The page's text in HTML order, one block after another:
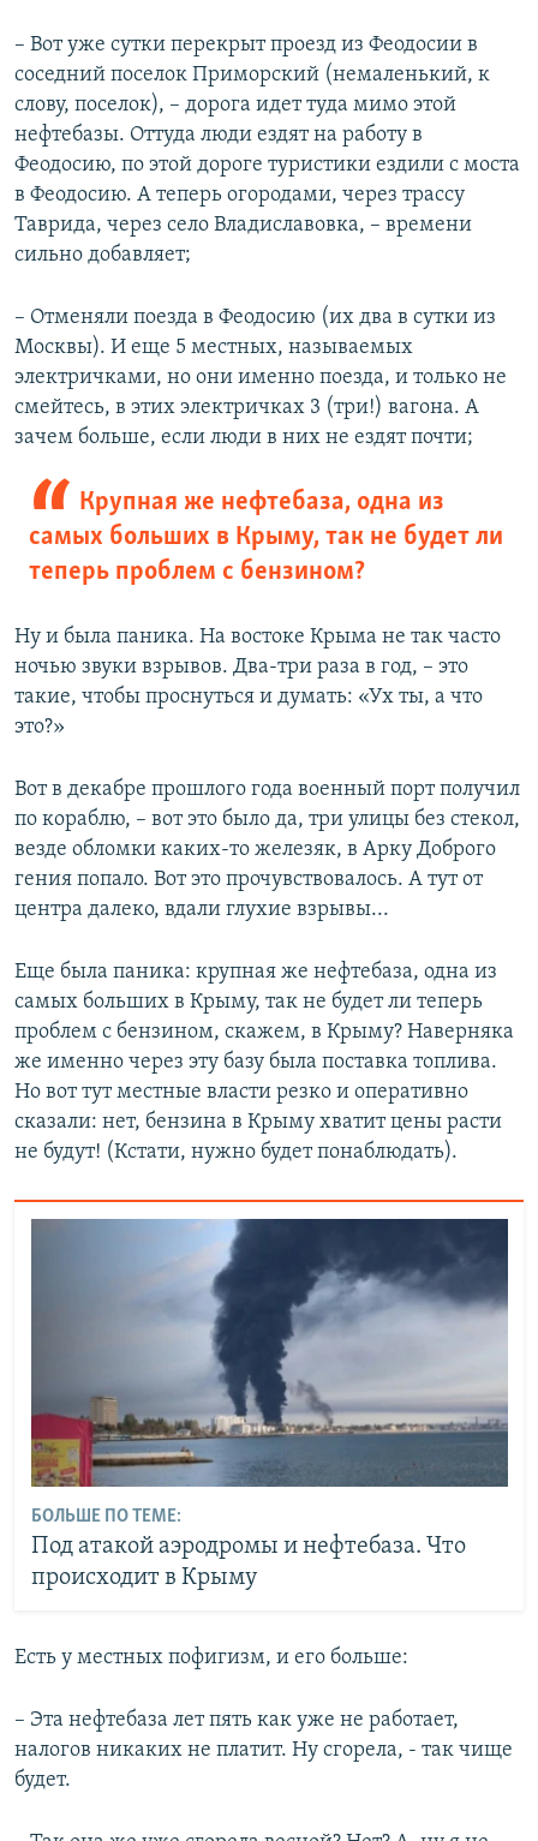
– Вот уже сутки перекрыт проезд из Феодосии в
соседний поселок Приморский (немаленький, к
слову, поселок), – дорога идет туда мимо этой
нефтебазы. Оттуда люди ездят на работу в
Феодосию, по этой дороге туристики ездили с моста
в Феодосию. А теперь огородами, через трассу
Таврида, через село Владиславовка, – времени
сильно добавляет;
– Отменяли поезда в Феодосию (их два в сутки из
Москвы). И еще 5 местных, называемых
электричками, но они именно поезда, и только не
смейтесь, в этих электричках 3 (три!) вагона. А
зачем больше, если люди в них не ездят почти;
Крупная же нефтебаза, одна из
самых больших в Крыму, так не будет ли
теперь проблем с бензином?
Ну и была паника. На востоке Крыма не так часто
ночью звуки взрывов. Два-три раза в год, – это
такие, чтобы проснуться и думать: «Ух ты, а что
это?»
Вот в декабре прошлого года военный порт получил
по кораблю, – вот это было да, три улицы без стекол,
везде обломки каких-то железяк, в Арку Доброго
гения попало. Вот это прочувствовалось. А тут от
центра далеко, вдали глухие взрывы...
Еще была паника: крупная же нефтебаза, одна из
самых больших в Крыму, так не будет ли теперь
проблем с бензином, скажем, в Крыму? Наверняка
же именно через эту базу была поставка топлива.
Но вот тут местные власти резко и оперативно
сказали: нет, бензина в Крыму хватит цены расти
не будут! (Кстати, нужно будет понаблюдать).
БОЛЬШЕ ПО ТЕМЕ:
Под атакой аэродромы и нефтебаза. Что
происходит в Крыму
Есть у местных пофигизм, и его больше:
– Эта нефтебаза лет пять как уже не работает,
налогов никаких не платит. Ну сгорела, - так чище
будет.